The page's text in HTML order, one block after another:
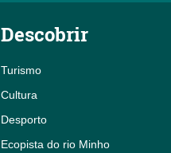
Descobrir
Turismo
Cultura
Desporto
Ecopista do rio Minho